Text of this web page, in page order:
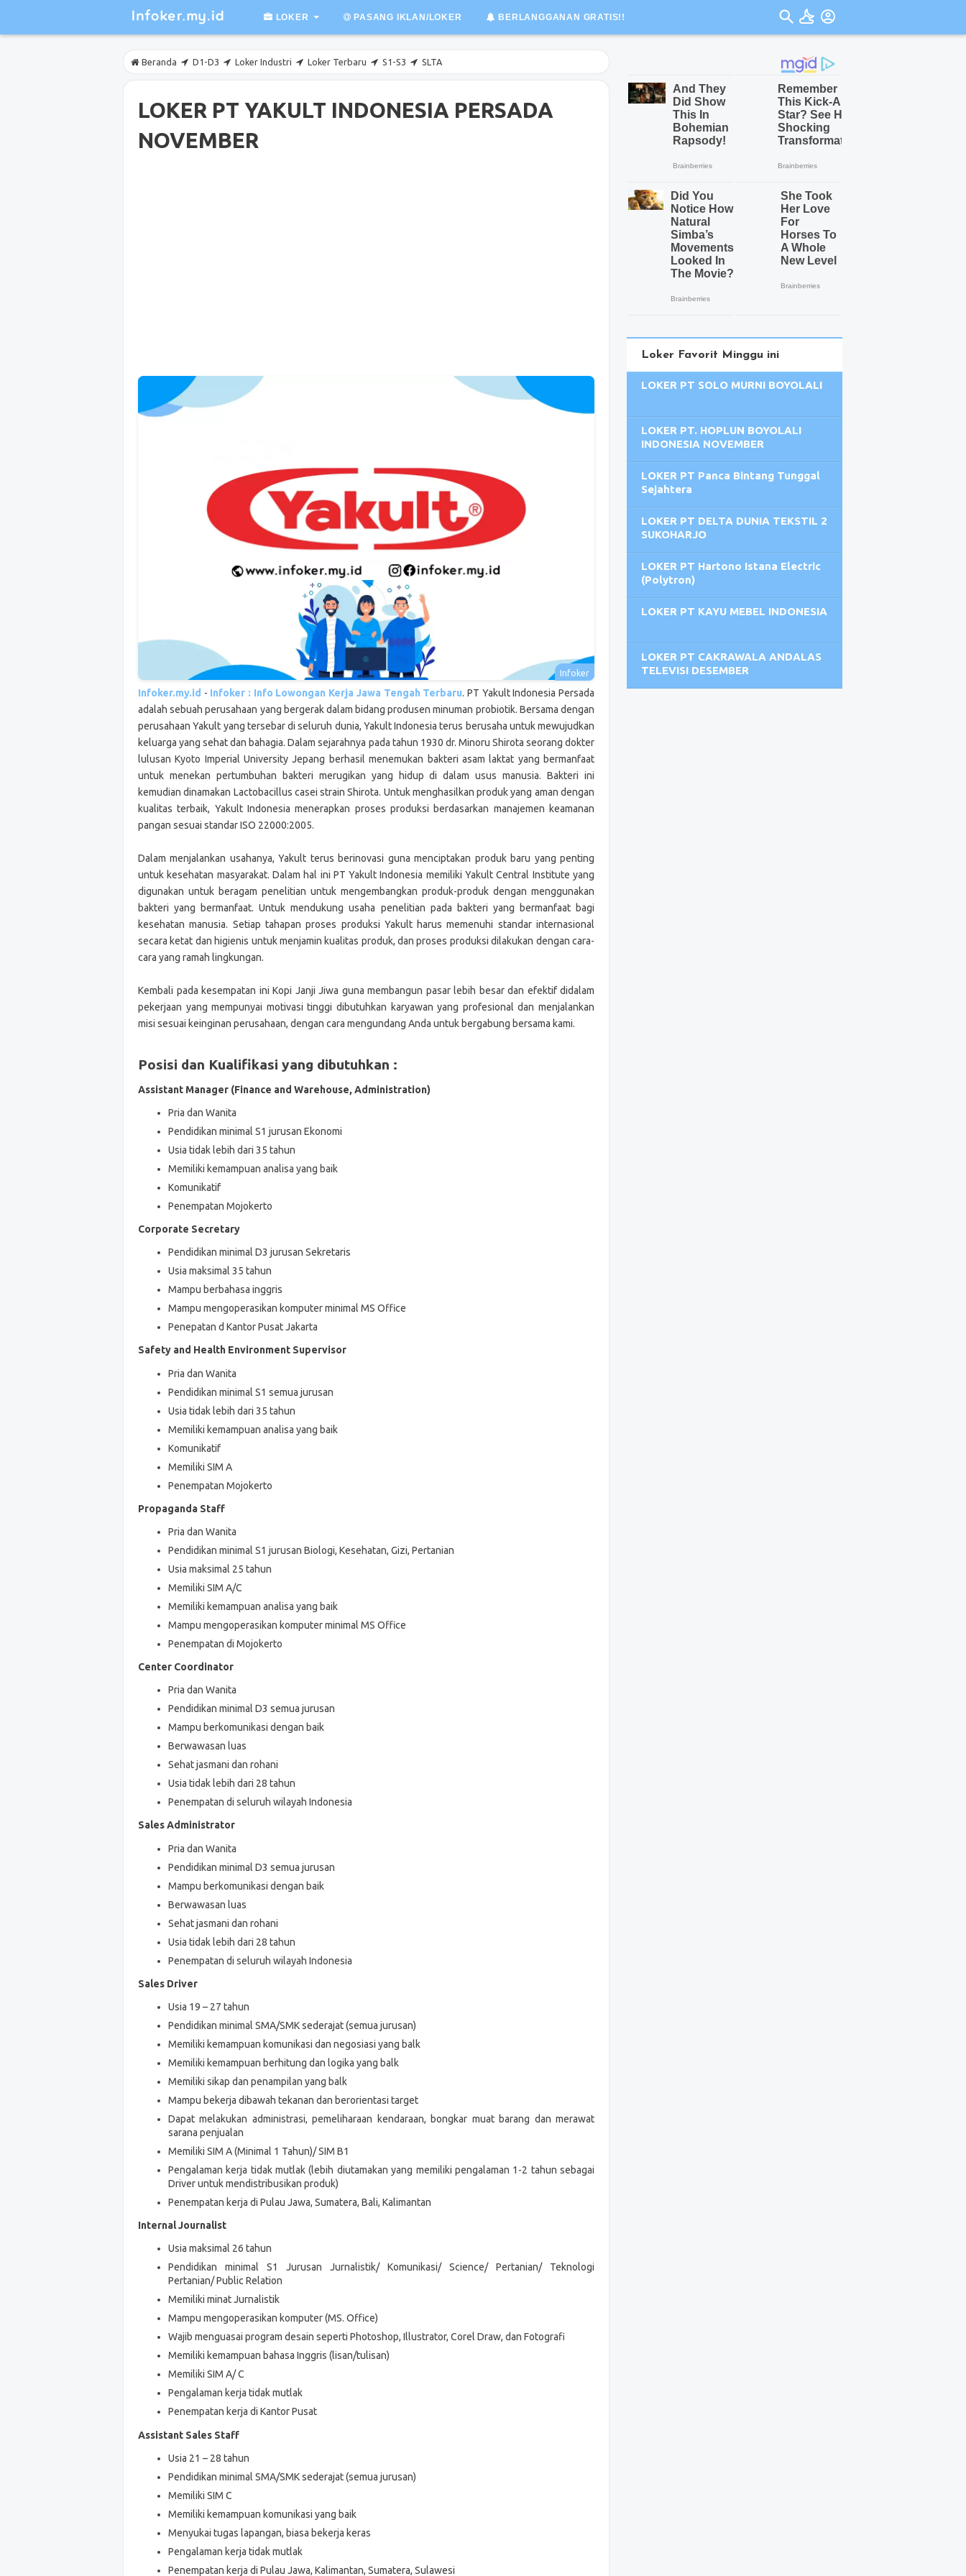
LOKER PASANG IKLAN/LOKER BERLANGGANAN GRATIS!!
Beranda D1-D3 Loker Industri Loker Terbaru S1-S3 SLTA
LOKER PT YAKULT INDONESIA PERSADA
NOVEMBER
Infoker.my.id - Infoker : Info Lowongan Kerja Jawa Tengah Terbaru. PT Yakult Indonesia Persada
adalah sebuah perusahaan yang bergerak dalam bidang produsen minuman probiotik. Bersama dengan
perusahaan Yakult yang tersebar di seluruh dunia, Yakult Indonesia terus berusaha untuk mewujudkan
keluarga yang sehat dan bahagia. Dalam sejarahnya pada tahun 1930 dr. Minoru Shirota seorang dokter
lulusan Kyoto Imperial University Jepang berhasil menemukan bakteri asam laktat yang bermanfaat
untuk menekan pertumbuhan bakteri merugikan yang hidup di dalam usus manusia. Bakteri ini
kemudian dinamakan Lactobacillus casei strain Shirota. Untuk menghasilkan produk yang aman dengan
kualitas terbaik, Yakult Indonesia menerapkan proses produksi berdasarkan manajemen keamanan
pangan sesuai standar ISO 22000:2005.
Dalam menjalankan usahanya, Yakult terus berinovasi guna menciptakan produk baru yang penting
untuk kesehatan masyarakat. Dalam hal ini PT Yakult Indonesia memiliki Yakult Central Institute yang
digunakan untuk beragam penelitian untuk mengembangkan produk-produk dengan menggunakan
bakteri yang bermanfaat. Untuk mendukung usaha penelitian pada bakteri yang bermanfaat bagi
kesehatan manusia. Setiap tahapan proses produksi Yakult harus memenuhi standar internasional
secara ketat dan higienis untuk menjamin kualitas produk, dan proses produksi dilakukan dengan cara-
cara yang ramah lingkungan.
Kembali pada kesempatan ini Kopi Janji Jiwa guna membangun pasar lebih besar dan efektif didalam
pekerjaan yang mempunyai motivasi tinggi dibutuhkan karyawan yang profesional dan menjalankan
misi sesuai keinginan perusahaan, dengan cara mengundang Anda untuk bergabung bersama kami.
Posisi dan Kualifikasi yang dibutuhkan :
Assistant Manager (Finance and Warehouse, Administration)
Pria dan Wanita
Pendidikan minimal S1 jurusan Ekonomi
Usia tidak lebih dari 35 tahun
Memiliki kemampuan analisa yang baik
Komunikatif
Penempatan Mojokerto
Corporate Secretary
Pendidikan minimal D3 jurusan Sekretaris
Usia maksimal 35 tahun
Mampu berbahasa inggris
Mampu mengoperasikan komputer minimal MS Office
Penepatan d Kantor Pusat Jakarta
Safety and Health Environment Supervisor
Pria dan Wanita
Pendidikan minimal S1 semua jurusan
Usia tidak lebih dari 35 tahun
Memiliki kemampuan analisa yang baik
Komunikatif
Memiliki SIM A
Penempatan Mojokerto
Propaganda Staff
Pria dan Wanita
Pendidikan minimal S1 jurusan Biologi, Kesehatan, Gizi, Pertanian
Usia maksimal 25 tahun
Memiliki SIM A/C
Memiliki kemampuan analisa yang baik
Mampu mengoperasikan komputer minimal MS Office
Penempatan di Mojokerto
Center Coordinator
Pria dan Wanita
Pendidikan minimal D3 semua jurusan
Mampu berkomunikasi dengan baik
Berwawasan luas
Sehat jasmani dan rohani
Usia tidak lebih dari 28 tahun
Penempatan di seluruh wilayah Indonesia
Sales Administrator
Pria dan Wanita
Pendidikan minimal D3 semua jurusan
Mampu berkomunikasi dengan baik
Berwawasan luas
Sehat jasmani dan rohani
Usia tidak lebih dari 28 tahun
Penempatan di seluruh wilayah Indonesia
Sales Driver
Usia 19 – 27 tahun
Pendidikan minimal SMA/SMK sederajat (semua jurusan)
Memiliki kemampuan komunikasi dan negosiasi yang balk
Memiliki kemampuan berhitung dan logika yang balk
Memiliki sikap dan penampilan yang balk
Mampu bekerja dibawah tekanan dan berorientasi target
Dapat melakukan administrasi, pemeliharaan kendaraan, bongkar muat barang dan merawat
sarana penjualan
Memiliki SIM A (Minimal 1 Tahun)/ SIM B1
Pengalaman kerja tidak mutlak (lebih diutamakan yang memiliki pengalaman 1-2 tahun sebagai
Driver untuk mendistribusikan produk)
Penempatan kerja di Pulau Jawa, Sumatera, Bali, Kalimantan
Internal Journalist
Usia maksimal 26 tahun
Pendidikan minimal S1 Jurusan Jurnalistik/ Komunikasi/ Science/ Pertanian/ Teknologi
Pertanian/ Public Relation
Memiliki minat Jurnalistik
Mampu mengoperasikan komputer (MS. Office)
Wajib menguasai program desain seperti Photoshop, Illustrator, Corel Draw, dan Fotografi
Memiliki kemampuan bahasa Inggris (lisan/tulisan)
Memiliki SIM A/ C
Pengalaman kerja tidak mutlak
Penempatan kerja di Kantor Pusat
Assistant Sales Staff
Usia 21 – 28 tahun
Pendidikan minimal SMA/SMK sederajat (semua jurusan)
Memiliki SIM C
Memiliki kemampuan komunikasi yang baik
Menyukai tugas lapangan, biasa bekerja keras
Pengalaman kerja tidak mutlak
Penempatan kerja di Pulau Jawa, Kalimantan, Sumatera, Sulawesi
Loker Favorit Minggu ini
LOKER PT SOLO MURNI BOYOLALI
LOKER PT. HOPLUN BOYOLALI
INDONESIA NOVEMBER
LOKER PT Panca Bintang Tunggal
Sejahtera
LOKER PT DELTA DUNIA TEKSTIL 2
SUKOHARJO
LOKER PT Hartono Istana Electric
(Polytron)
LOKER PT KAYU MEBEL INDONESIA
LOKER PT CAKRAWALA ANDALAS
TELEVISI DESEMBER